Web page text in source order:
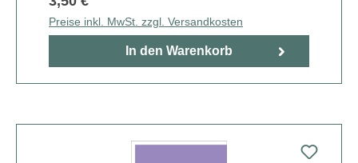
Preise inkl. MwSt. zzgl. Versandkosten
In den Warenkorb